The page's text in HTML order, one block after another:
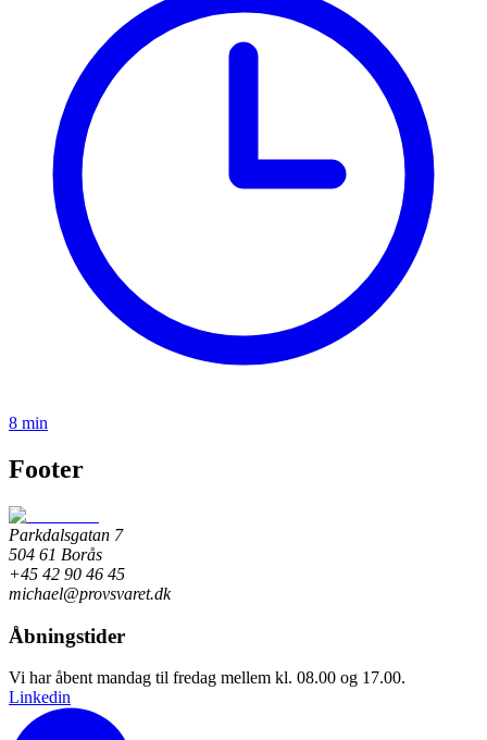
8 min
Footer
Parkdalsgatan 7
504 61 Borås
+45 42 90 46 45
michael@provsvaret.dk
Åbningstider
Vi har åbent mandag til fredag mellem kl. 08.00 og 17.00.
Linkedin